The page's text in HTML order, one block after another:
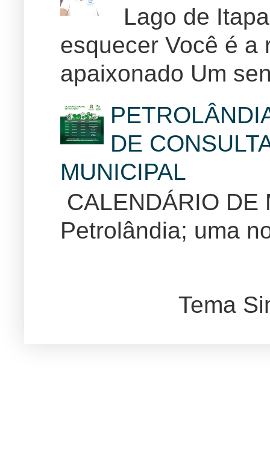
Lago de
esquecer Você é a
apaixonado Um
DE
MUNICIPAL
CALENDÁRIO DE
Petrolândia; uma
Tema